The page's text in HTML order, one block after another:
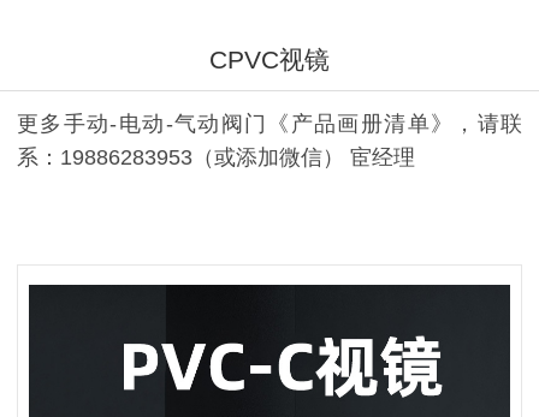
CPVC视镜
更多手动-电动-气动阀门《产品画册清单》，请联
系：19886283953（或添加微信） 宦经理